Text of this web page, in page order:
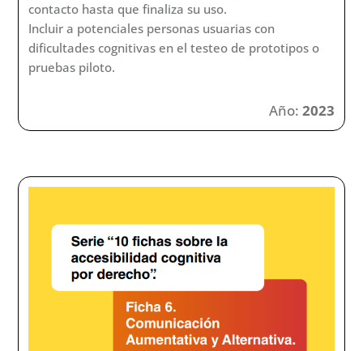
contacto hasta que finaliza su uso.
Incluir a potenciales personas usuarias con
dificultades cognitivas en el testeo de prototipos o
pruebas piloto.
Año: 2023